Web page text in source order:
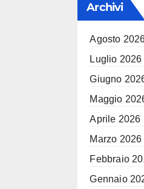
Archivi
Agosto
Luglio 2026
Giugno
Maggio
Aprile 2026
Marzo 2026
Febbraio
Gennaio